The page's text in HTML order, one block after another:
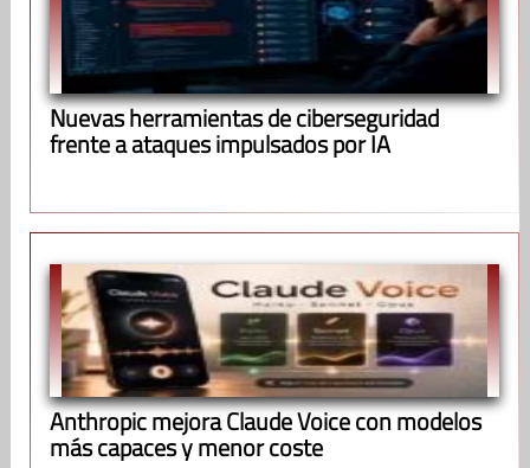
Nuevas herramientas de ciberseguridad
frente a ataques impulsados por IA
Anthropic mejora Claude Voice con modelos
más capaces y menor coste